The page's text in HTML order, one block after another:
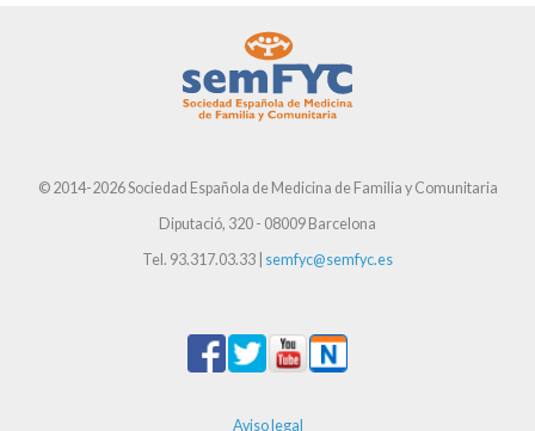
© 2014-2026 Sociedad Española de Medicina de Familia y Comunitaria
Diputació, 320 - 08009 Barcelona
Tel. 93.317.03.33 | semfyc@semfyc.es
Aviso legal